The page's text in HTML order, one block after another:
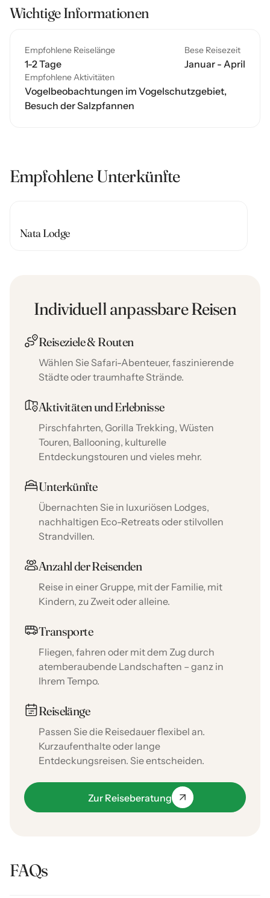
Wichtige Informationen
Empfohlene Reiselänge
1-2 Tage
Bese Reisezeit
Januar - April
Empfohlene Aktivitäten
Vogelbeobachtungen im Vogelschutzgebiet,
Besuch der Salzpfannen
Empfohlene Unterkünfte
Nata Lodge
Individuell anpassbare Reisen
Reiseziele & Routen
Wählen Sie Safari-Abenteuer, faszinierende
Städte oder traumhafte Strände.
Aktivitäten und Erlebnisse
Pirschfahrten, Gorilla Trekking, Wüsten
Touren, Ballooning, kulturelle
Entdeckungstouren und vieles mehr.
Unterkünfte
Übernachten Sie in luxuriösen Lodges,
nachhaltigen Eco-Retreats oder stilvollen
Strandvillen.
Anzahl der Reisenden
Reise in einer Gruppe, mit der Familie, mit
Kindern, zu Zweit oder alleine.
Transporte
Fliegen, fahren oder mit dem Zug durch
atemberaubende Landschaften – ganz in
Ihrem Tempo.
Reiselänge
Passen Sie die Reisedauer flexibel an.
Kurzaufenthalte oder lange
Entdeckungsreisen. Sie entscheiden.
Zur Reiseberatung
FAQs